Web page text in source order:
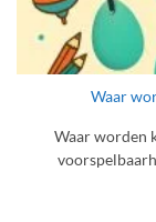
Waar
Waar worden